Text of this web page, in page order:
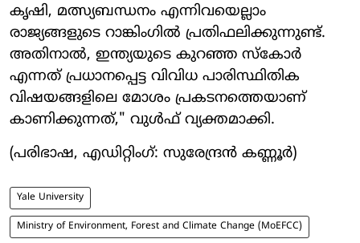
കൃഷി, മത്സ്യബന്ധനം എന്നിവയെല്ലാം
രാജ്യങ്ങളുടെ റാങ്കിംഗിൽ പ്രതിഫലിക്കുന്നുണ്ട്.
അതിനാൽ, ഇന്ത്യയുടെ കുറഞ്ഞ സ്കോർ
എന്നത് പ്രധാനപ്പെട്ട വിവിധ പാരിസ്ഥിതിക
വിഷയങ്ങളിലെ മോശം പ്രകടനത്തെയാണ്
കാണിക്കുന്നത്," വുൾഫ് വ്യക്തമാക്കി.
(പരിഭാഷ, എഡിറ്റിംഗ്: സുരേന്ദ്രൻ കണ്ണൂർ)
Yale University
Ministry of Environment, Forest and Climate Change (MoEFCC)